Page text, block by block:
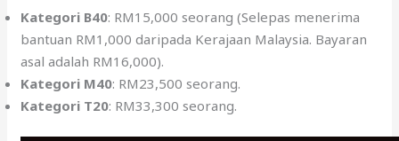
Kategori B40: RM15,000 seorang (Selepas menerima
bantuan RM1,000 daripada Kerajaan Malaysia. Bayaran
asal adalah RM16,000).
Kategori M40: RM23,500 seorang.
Kategori T20: RM33,300 seorang.